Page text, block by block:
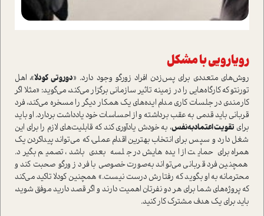
رویارویی با مشکل
روش‌های متعددی برای پس‌زدن افراد زورگو وجود دارد. «دوروتی کودلا»، اهل
تورنتو که کارگاه‌هایی را در زمینه تاثیر سازمانی برگزار می‌کند، می‌گوید: «مثلا اگر
کارمندی در جلسات کاری مدام ایده‌های یک همکار دیگر را مسخره می‌کند، فرد
قربانی باید قدمی به عقب برداشته و از احساسات خود یادداشت بردارد. او باید
برای تقویت اعتماد‌به‌نفس، به خودش یادآوری کند که قابلیت‌های لازم را برای این
شغل دارد و سپس برای انتخاب بهترین اقدام عملی، که می‌تواند پیدا‌کردن یک
همراه برای حمایت از ایده‌هایش در جلسه بعدی باشد، تصمیم بگیرد.
همچنین فرد قربانی می‌تواند به‌صورت خصوصی با فرد زورگو صحبت کند و
محترمانه به او بگوید که رفتارش درست نیست.» همچنین کودلا تاکید می‌کند
که پروژه‌های شما برای هر دو نفرتان اهمیت دارند و اگر قصد دارید موفق شوید،
باید برای یک هدف مشترک کار کنید.